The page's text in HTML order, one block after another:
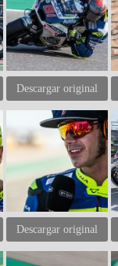
Descargar original
Descargar original